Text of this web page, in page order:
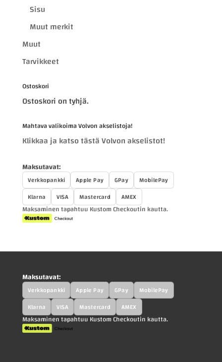
Sisu
Muut merkit
Muut
Tarvikkeet
Ostoskori
Ostoskori on tyhjä.
Mahtava valikoima Volvon akselistoja!
Klikkaa ja katso tästä Volvon akselistot!
Maksutavat:
Verkkopankki Apple Pay GPay
MobilePay
Klarna
VISA Mastercard AMEX
Maksaminen tapahtuu Kustom Checkoutin kautta.
Maksutavat:
Verkkopankki Apple Pay GPay
MobilePay
Klarna
VISA Mastercard AMEX
Maksaminen tapahtuu Kustom Checkoutin kautta.